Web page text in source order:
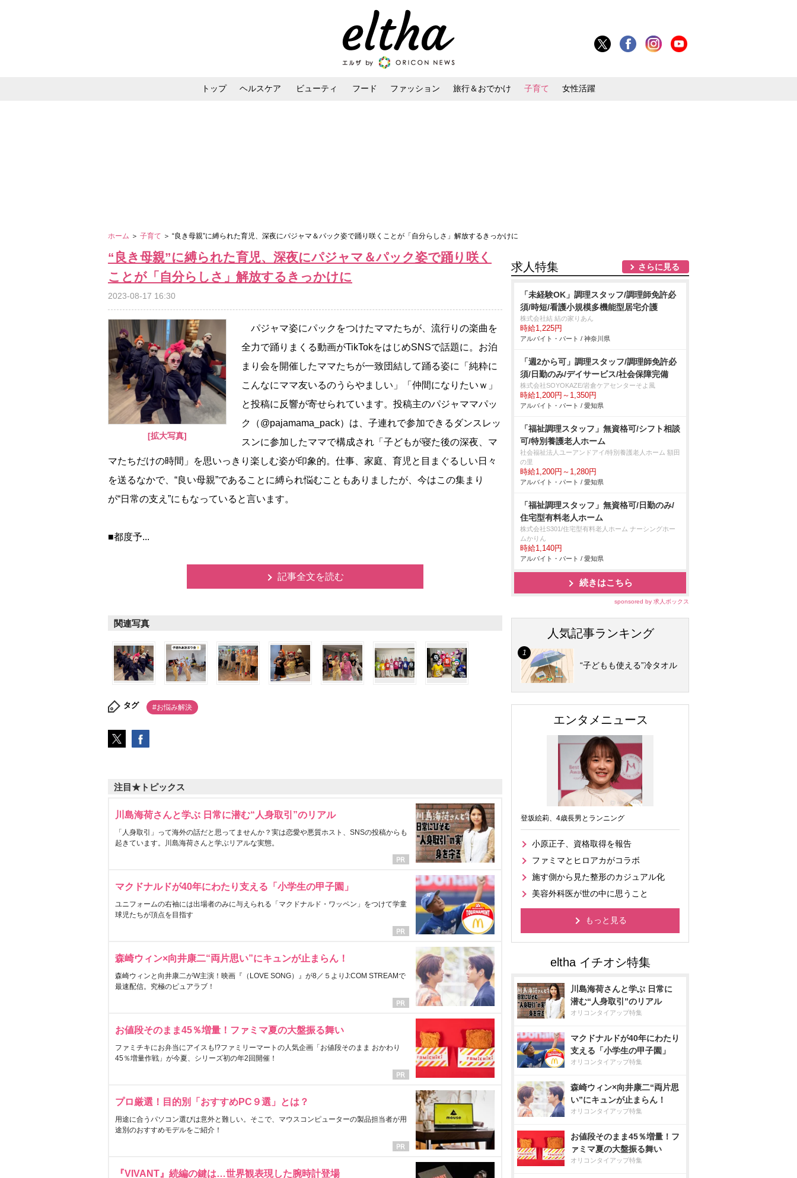
トップ ヘルスケア ビューティ フード ファッション 旅行＆おでかけ 子育て 女性活躍
ホーム ＞ 子育て ＞ “良き母親”に縛られた育児、深夜にパジャマ＆パック姿で踊り咲くことが「自分らしさ」解放するきっかけに
“良き母親”に縛られた育児、深夜にパジャマ＆パック姿で踊り咲く
ことが「自分らしさ」解放するきっかけに
2023-08-17 16:30
[拡大写真]
パジャマ姿にパックをつけたママたちが、流行りの楽曲を
全力で踊りまくる動画がTikTokをはじめSNSで話題に。お泊
まり会を開催したママたちが一致団結して踊る姿に「純粋に
こんなにママ友いるのうらやましい」「仲間になりたいｗ」
と投稿に反響が寄せられています。投稿主のパジャママパッ
ク（@pajamama_pack）は、子連れで参加できるダンスレッ
スンに参加したママで構成され「子どもが寝た後の深夜、マ
マたちだけの時間」を思いっきり楽しむ姿が印象的。仕事、家庭、育児と目まぐるしい日々
を送るなかで、“良い母親”であることに縛られ悩むこともありましたが、今はこの集まり
が“日常の支え”にもなっていると言います。
■都度予...
記事全文を読む
関連写真
タグ #お悩み解決
注目★トピックス
川島海荷さんと学ぶ 日常に潜む“人身取引”のリアル
「人身取引」って海外の話だと思ってませんか？実は恋愛や悪質ホスト、SNSの投稿からも
起きています。川島海荷さんと学ぶリアルな実態。
マクドナルドが40年にわたり支える「小学生の甲子園」
ユニフォームの右袖には出場者のみに与えられる「マクドナルド・ワッペン」をつけて学童
球児たちが頂点を目指す
森崎ウィン×向井康二“両片思い”にキュンが止まらん！
森崎ウィンと向井康二がW主演！映画『（LOVE SONG）』が8／５よりJ:COM STREAMで
最速配信。究極のピュアラブ！
お値段そのまま45％増量！ファミマ夏の大盤振る舞い
ファミチキにお弁当にアイスも!?ファミリーマートの人気企画「お値段そのまま おかわり
45％増量作戦」が今夏、シリーズ初の年2回開催！
プロ厳選！目的別「おすすめPC９選」とは？
用途に合うパソコン選びは意外と難しい。そこで、マウスコンピューターの製品担当者が用
途別のおすすめモデルをご紹介！
『VIVANT』続編の鍵は…世界観表現した腕時計登場
求人特集 さらに見る
「未経験OK」調理スタッフ/調理師免許必
須/時短/看護小規模多機能型居宅介護
株式会社結 結の家りあん
時給1,225円
アルバイト・パート / 神奈川県
「週2から可」調理スタッフ/調理師免許必
須/日勤のみ/デイサービス/社会保障完備
株式会社SOYOKAZE/岩倉ケアセンターそよ風
時給1,200円～1,350円
アルバイト・パート / 愛知県
「福祉調理スタッフ」無資格可/シフト相談
可/特別養護老人ホーム
社会福祉法人ユーアンドアイ/特別養護老人ホーム 額田
の里
時給1,200円～1,280円
アルバイト・パート / 愛知県
「福祉調理スタッフ」無資格可/日勤のみ/
住宅型有料老人ホーム
株式会社S301/住宅型有料老人ホーム ナーシングホー
ムかりん
時給1,140円
アルバイト・パート / 愛知県
続きはこちら
sponsored by 求人ボックス
人気記事ランキング
“子どもも使える”冷タオル
エンタメニュース
登坂絵莉、4歳長男とランニング
小原正子、資格取得を報告
ファミマとヒロアカがコラボ
施す側から見た整形のカジュアル化
美容外科医が世の中に思うこと
もっと見る
川島海荷さんと学ぶ 日常に
潜む“人身取引”のリアル
オリコンタイアップ特集
マクドナルドが40年にわたり
支える「小学生の甲子園」
オリコンタイアップ特集
森崎ウィン×向井康二“両片思
い”にキュンが止まらん！
オリコンタイアップ特集
お値段そのまま45％増量！フ
ァミマ夏の大盤振る舞い
オリコンタイアップ特集